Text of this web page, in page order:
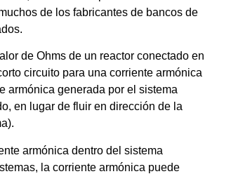
de los fabricantes de bancos de
de Ohms de un reactor conectado en
circuito para una corriente armónica
armónica generada por el sistema
en lugar de fluir en dirección de la
armónica dentro del sistema
la corriente armónica puede